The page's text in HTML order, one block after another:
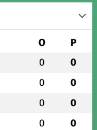
O P
0 0
0 0
0 0
0 0